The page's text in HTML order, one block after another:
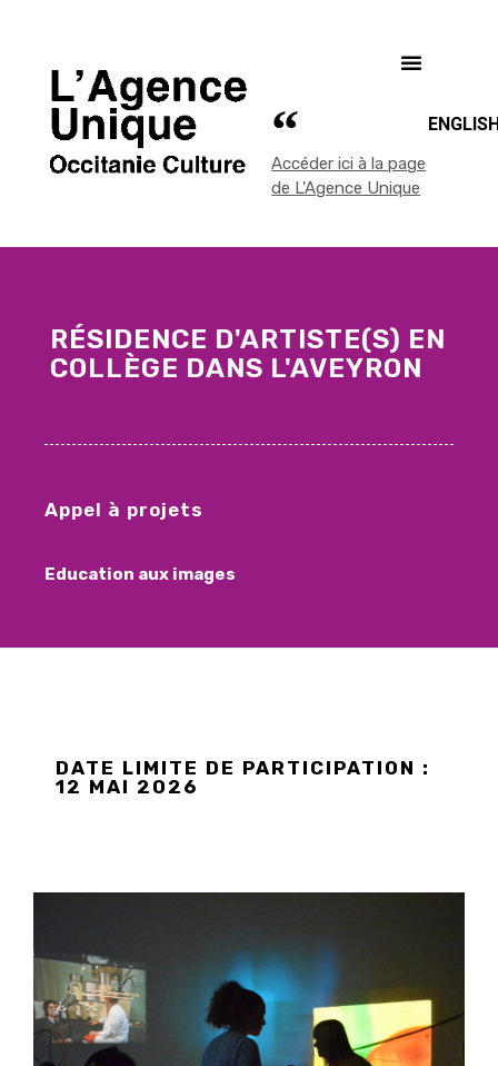
Accéder ici à la page
de L'Agence Unique
RÉSIDENCE D'ARTISTE(S) EN
COLLÈGE DANS L'AVEYRON
Appel à projets
Education aux images
DATE LIMITE DE PARTICIPATION :
12 MAI 2026